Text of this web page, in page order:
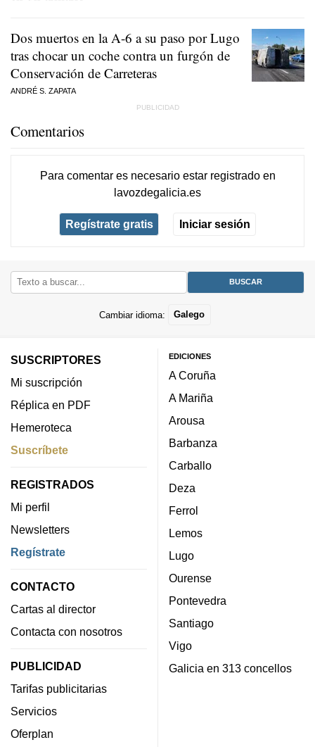
Dos muertos en la A-6 a su paso por Lugo
tras chocar un coche contra un furgón de
Conservación de Carreteras
ANDRÉ S. ZAPATA
Comentarios
Para comentar es necesario estar registradoen
lavozdegalicia.es
Regístrate gratis Iniciar sesión
Cambiar idioma: Galego
SUSCRIPTORES
Mi suscripción
Réplica en PDF
Hemeroteca
Suscríbete
REGISTRADOS
Mi perfil
Newsletters
Regístrate
CONTACTO
Cartas al director
Contacta con nosotros
PUBLICIDAD
Tarifas publicitarias
Servicios
Oferplan
EDICIONES
A Coruña
A Mariña
Arousa
Barbanza
Carballo
Deza
Ferrol
Lemos
Lugo
Ourense
Pontevedra
Santiago
Vigo
Galicia en 313 concellos